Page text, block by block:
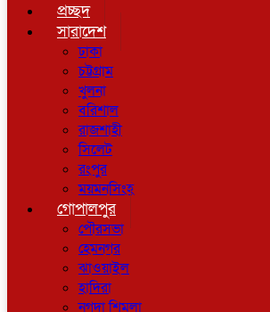
প্রচ্ছদ
সারাদেশ
ঢাকা
চট্টগ্রাম
খুলনা
বরিশাল
রাজশাহী
সিলেট
রংপুর
ময়মনসিংহ
গোপালপুর
পৌরসভা
হেমনগর
ঝাওয়াইল
হাদিরা
নগদা শিমলা